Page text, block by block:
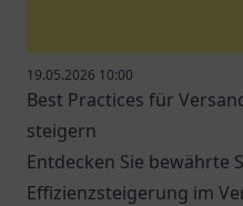
19.05.2026 10:00
Best Practices für
steigern
Entdecken Sie bewährte
Effizienzsteigerung im